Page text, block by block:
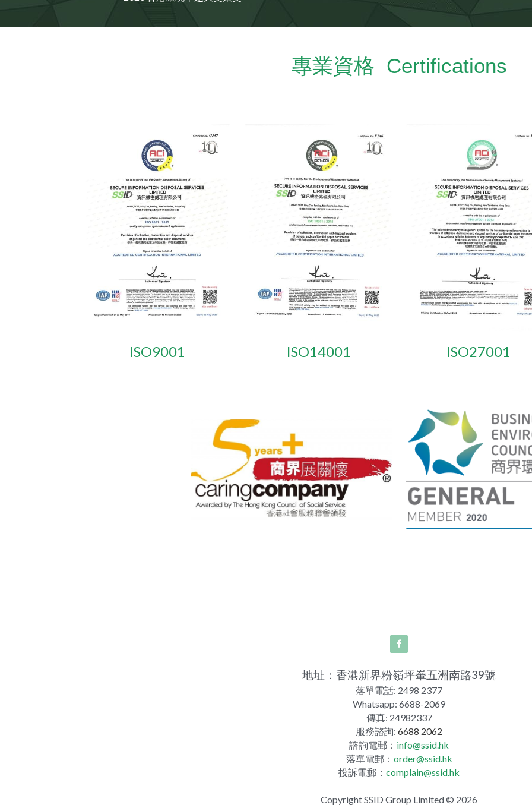
專業資格  Certifications
ISO9001 ISO14001 ISO27001
地址：香港新界粉嶺坪輋五洲南路39號
落單電話: 2498 2377
Whatsapp: 6688-2069
傳真: 24982337
服務諮詢: 6688 2062
諮詢電郵： info@ssid.hk
落單電郵： order@ssid.hk
投訴電郵： complain@ssid.hk
Copyright SSID Group Limited © 2026